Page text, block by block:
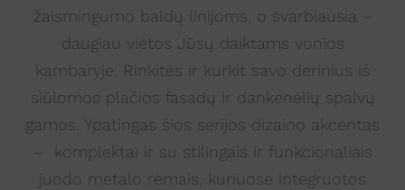
žaismingumo baldų linijoms, o svarbiausia –
daugiau vietos Jūsų daiktams vonios
kambaryje. Rinkitės ir kurkit savo derinius iš
siūlomos plačios fasadų ir dankenėlių spalvų
gamos. Ypatingas šios serijos dizaino akcentas
– komplektai ir su stilingais ir funkcionaliais
juodo metalo rėmais, kuriuose integruotos